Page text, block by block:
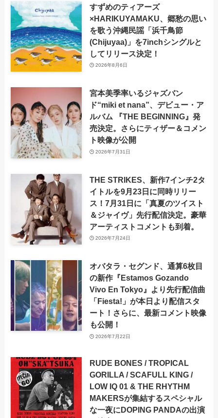
すずめのティアーズ
×HARIKUYAMAKU、郷愁の思い
を歌う沖縄民謡「浜千鳥節
(Chijuyaa)」を7inchシングルと
してリリース決定！
2026年8月6日
宮本美季率いるジャズバン
ド“miki et nana”、デビュー・ア
ルバム 『THE BEGINNING』発
売決定。さらにティザー＆コメン
ト映像が公開
2026年7月31日
THE STRIKES、新作7インチ2タ
イトルを9月23日に同時リリー
ス！7月31日に「真夏のツイスト
＆ジャイヴ」先行配信決定。豪華
アーティストコメントも到着。
2026年7月24日
オバタラ・セグンド、通算6枚目
の新作『Estamos Gozando
Vivo En Tokyo』より先行配信曲
「Fiesta!」が本日より配信スタ
ート！さらに、最新コメント映像
も公開！
2026年7月22日
RUDE BONES / TROPICAL
GORILLA / SCAFULL KING /
LOW IQ 01 & THE RHYTHM
MAKERSが集結するスペシャル
な一夜にDOPING PANDAの出演